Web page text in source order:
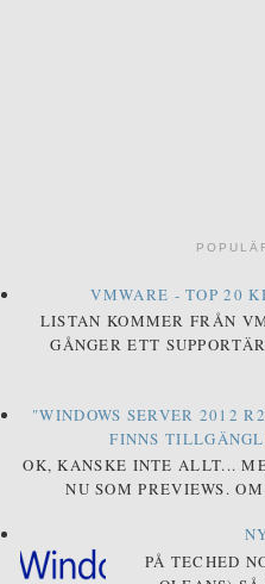
VMWARE - TOP 20
LISTAN KOMMER FRÅN
GÅNGER ETT
"WINDOWS SERVER 2012
FINNS
OK, KANSKE INTE ALLT...
NU SOM PREVIEWS.
PÅ TECHED